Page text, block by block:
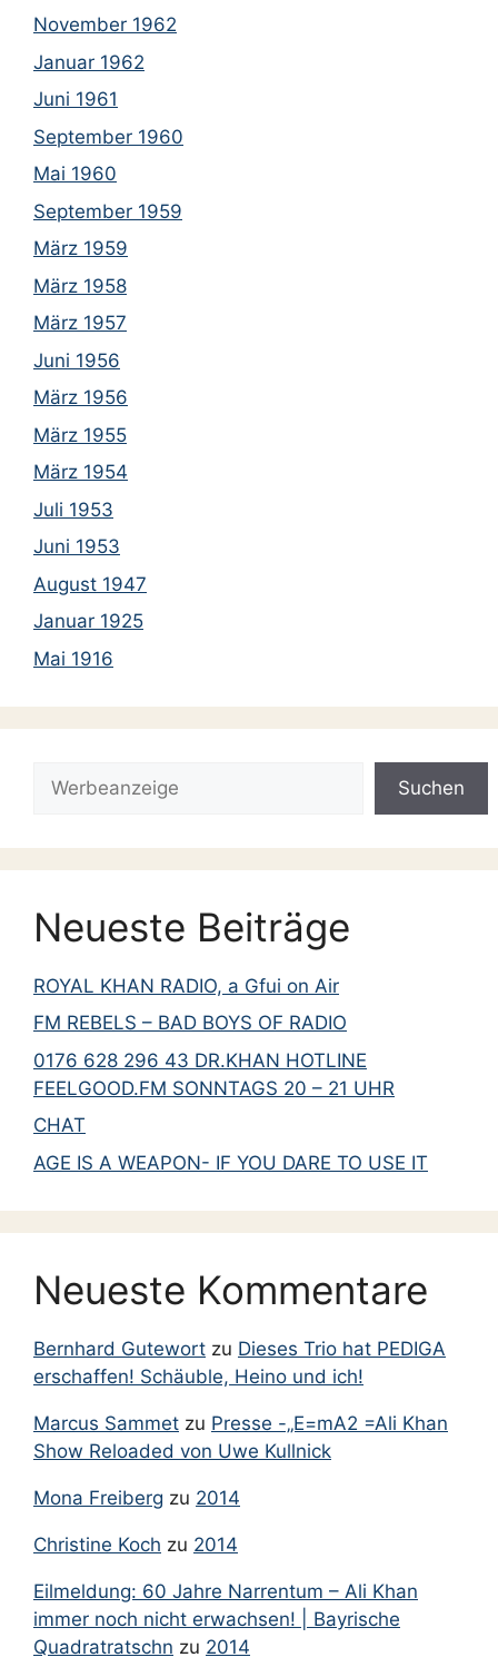
November 1962
Januar 1962
Juni 1961
September 1960
Mai 1960
September 1959
März 1959
März 1958
März 1957
Juni 1956
März 1956
März 1955
März 1954
Juli 1953
Juni 1953
August 1947
Januar 1925
Mai 1916
Suchen
Neueste Beiträge
ROYAL KHAN RADIO, a Gfui on Air
FM REBELS – BAD BOYS OF RADIO
0176 628 296 43 DR.KHAN HOTLINE
FEELGOOD.FM SONNTAGS 20 – 21 UHR
CHAT
AGE IS A WEAPON- IF YOU DARE TO USE IT
Neueste Kommentare
Bernhard Gutewort zu Dieses Trio hat PEDIGA
erschaffen! Schäuble, Heino und ich!
Marcus Sammet zu Presse -„E=mA2 =Ali Khan
Show Reloaded von Uwe Kullnick
Mona Freiberg zu 2014
Christine Koch zu 2014
Eilmeldung: 60 Jahre Narrentum – Ali Khan
immer noch nicht erwachsen! | Bayrische
Quadratratschn zu 2014